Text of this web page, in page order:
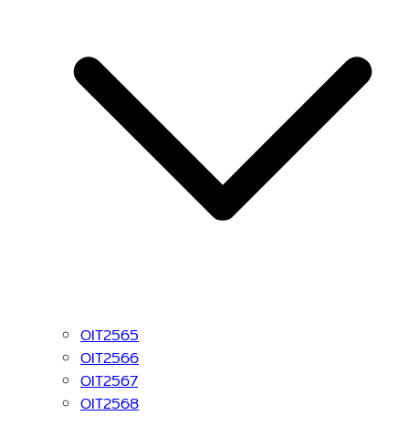
OIT2565
OIT2566
OIT2567
OIT2568